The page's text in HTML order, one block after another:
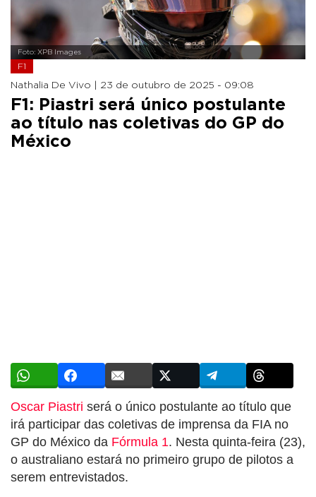
Foto: XPB Images
F1
Nathalia De Vivo | 23 de outubro de 2025 - 09:08
F1: Piastri será único postulante
ao título nas coletivas do GP do
México
Oscar Piastri será o único postulante ao título que
irá participar das coletivas de imprensa da FIA no
GP do México da Fórmula 1. Nesta quinta-feira (23),
o australiano estará no primeiro grupo de pilotos a
serem entrevistados.